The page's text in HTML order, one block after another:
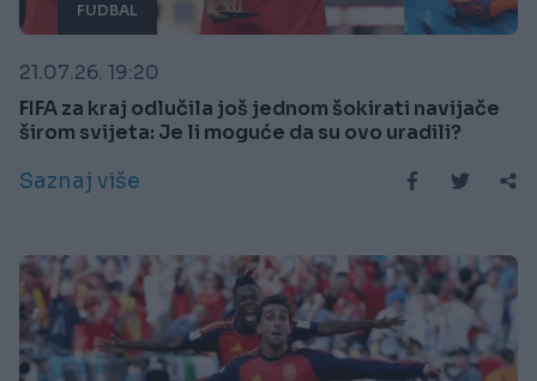
FUDBAL
21.07.26. 19:20
FIFA za kraj odlučila još jednom šokirati navijače
širom svijeta: Je li moguće da su ovo uradili?
Saznaj više